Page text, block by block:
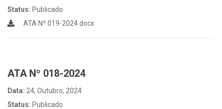
Status: Publicado
ATA Nº 019-2024.docx
ATA Nº 018-2024
Data: 24, Outubro, 2024
Status: Publicado